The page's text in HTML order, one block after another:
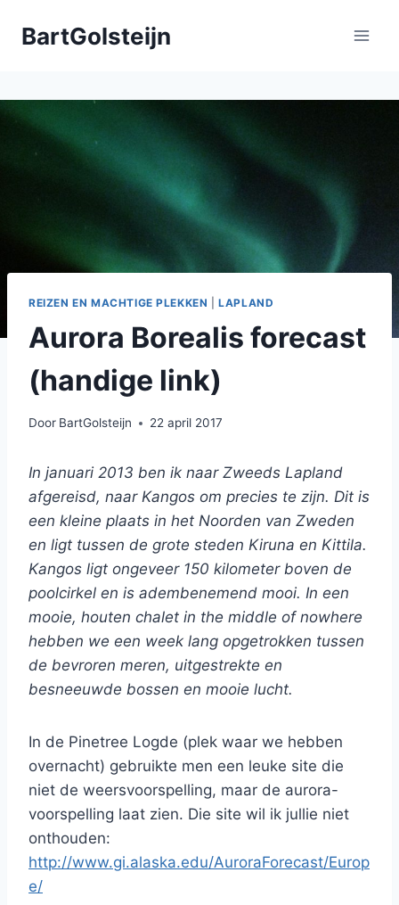
naarBartGolsteijn
REIZEN EN MACHTIGE PLEKKEN |LAPLAND
Aurora Borealis forecast
(handige link)
Door BartGolsteijn 22 april 2017
In januari 2013 ben ik naar Zweeds Lapland
afgereisd, naar Kangos om precies te zijn. Dit is
een kleine plaats in het Noorden van Zweden
en ligt tussen de grote steden Kiruna en Kittila.
Kangos ligt ongeveer 150 kilometer boven de
poolcirkel en is adembenemend mooi. In een
mooie, houten chalet in the middle of nowhere
hebben we een week lang opgetrokken tussen
de bevroren meren, uitgestrekte en
besneeuwde bossen en mooie lucht.
In de Pinetree Logde (plek waar we hebben
overnacht) gebruikte men een leuke site die
niet de weersvoorspelling, maar de aurora-
voorspelling laat zien. Die site wil ik jullie niet
onthouden:
http://www.gi.alaska.edu/AuroraForecast/Europ
e/